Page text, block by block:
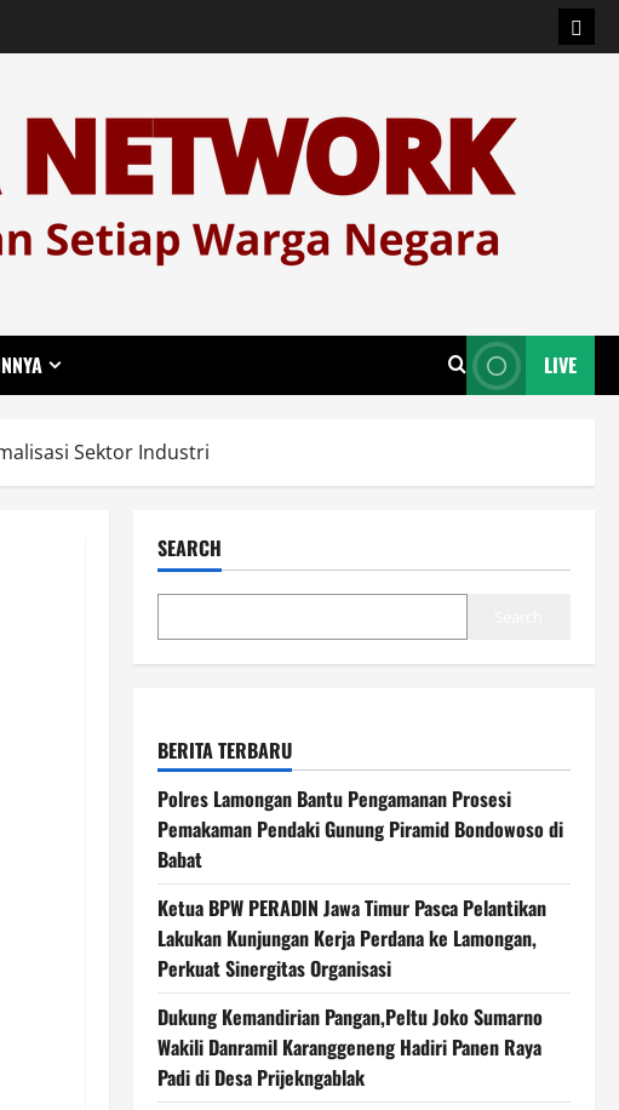
LIVE
Sektor Industri
SEARCH
BERITA TERBARU
Polres Lamongan Bantu Pengamanan Prosesi
Pemakaman Pendaki Gunung Piramid Bondowoso di
Babat
Ketua BPW PERADIN Jawa Timur Pasca Pelantikan
Lakukan Kunjungan Kerja Perdana ke Lamongan,
Perkuat Sinergitas Organisasi
Dukung Kemandirian Pangan,Peltu Joko Sumarno
Wakili Danramil Karanggeneng Hadiri Panen Raya
Padi di Desa Prijekngablak